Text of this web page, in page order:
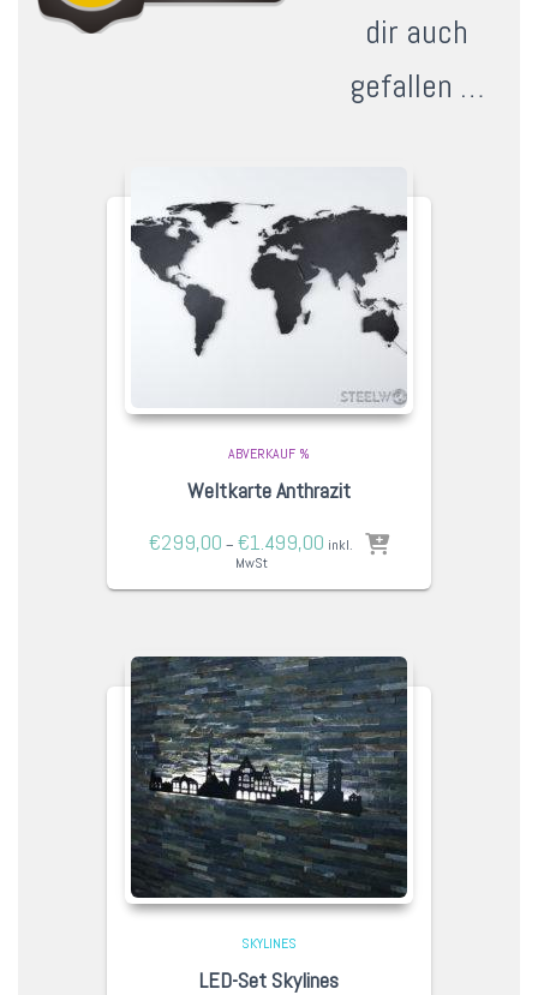
dir auch
gefallen …
ABVERKAUF %
Weltkarte Anthrazit
€299,00 – €1.499,00 inkl.
MwSt
SKYLINES
LED-Set Skylines